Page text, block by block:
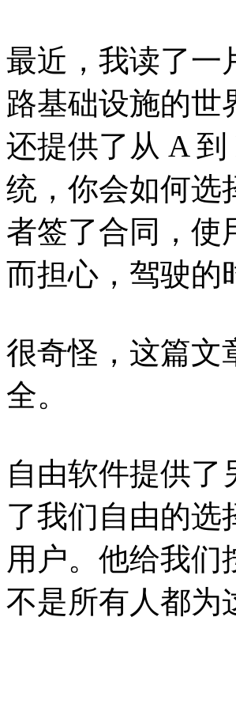
最近，我读了一
路基础设施的世
还提供了从 A
统，你会如何选
者签了合同，使
而担心，驾驶的
很奇怪，这篇文
全。
自由软件提供了
了我们自由的选
用户。他给我们
不是所有人都为